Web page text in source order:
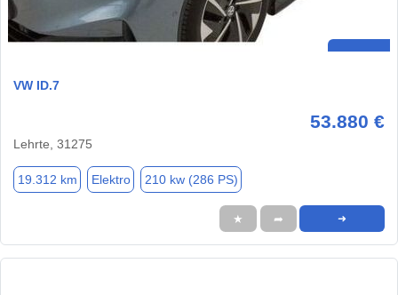
VW ID.7
53.880 €
Lehrte, 31275
19.312 km Elektro 210 kw (286 PS)
★ ➦ ➜